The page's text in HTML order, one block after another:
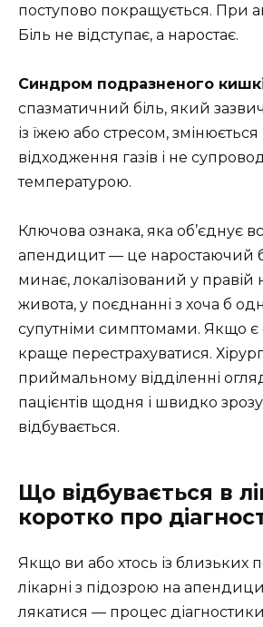
поступово покращується. При
Біль не відступає, а наростає.
Синдром подразненого
спазматичний біль, який
із їжею або стресом, змінюється
відходження газів і не
температурою.
Ключова ознака, яка об’єднує
апендицит — це наростаючий
минає, локалізований у правій
живота, у поєднанні з хоча б
супутніми симптомами. Якщо
краще перестрахуватися.
приймальному відділенні
пацієнтів щодня і швидко
відбувається.
Що відбувається в
коротко про
Якщо ви або хтось із близьких
лікарні з підозрою на
лякатися — процес